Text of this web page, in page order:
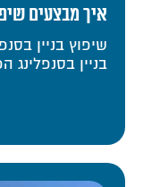
איך מבצעים
שיפוץ בניין
בניין בסנפלינג